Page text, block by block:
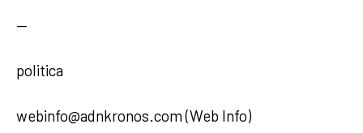
—
politica
webinfo@adnkronos.com (Web Info)